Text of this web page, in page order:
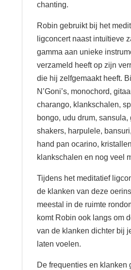
chanting.
Robin gebruikt bij het
ligconcert naast intuïtieve
gamma aan unieke
verzameld heeft op zijn
die hij zelfgemaakt heeft.
N’Goni’s, monochord,
charango, klankschalen,
bongo, udu drum, sansula,
shakers, harpulele,
hand pan ocarino,
klankschalen en nog veel
Tijdens het meditatief
de klanken van deze
meestal in de ruimte
komt Robin ook langs om
van de klanken dichter bij
laten voelen.
De frequenties en klanken